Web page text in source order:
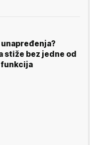
stiže bez jedne od
funkcija